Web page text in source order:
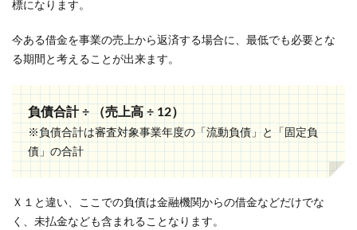
標になります。
今ある借金を事業の売上から返済する場合に、最低でも必要とな
る期間と考えることが出来ます。
負債合計 ÷ （売上高 ÷ 12）
※負債合計は審査対象事業年度の「流動負債」と「固定負
債」の合計
Ｘ１と違い、ここでの負債は金融機関からの借金などだけでな
く、未払金なども含まれることなります。